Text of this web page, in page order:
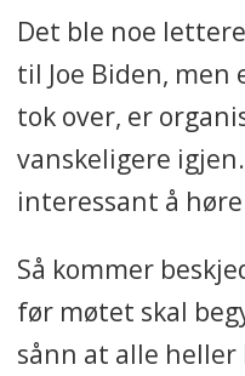
Det ble noe
til Joe Biden,
tok over, er
vanskeligere
interessant å
Så kommer
før møtet skal
sånn at alle heller